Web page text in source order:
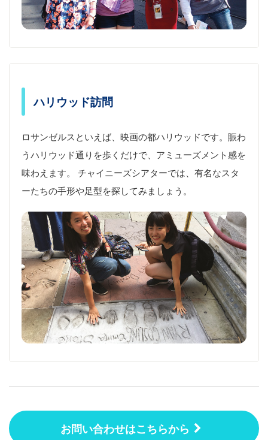
ハリウッド訪問
ロサンゼルスといえば、映画の都ハリウッドです。賑わ
うハリウッド通りを歩くだけで、アミューズメント感を
味わえます。 チャイニーズシアターでは、有名なスタ
ーたちの手形や足型を探してみましょう。
お問い合わせはこちらから